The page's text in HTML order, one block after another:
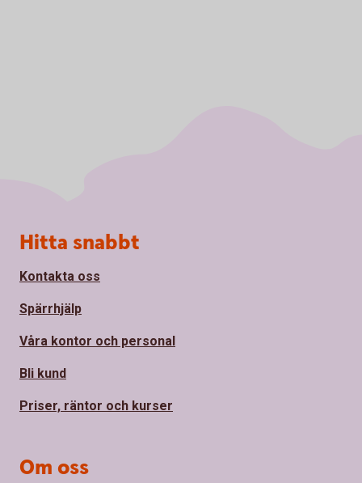
Sidfot
Hitta snabbt
Kontakta oss
Spärrhjälp
Våra kontor och personal
Bli kund
Priser, räntor och kurser
Om oss